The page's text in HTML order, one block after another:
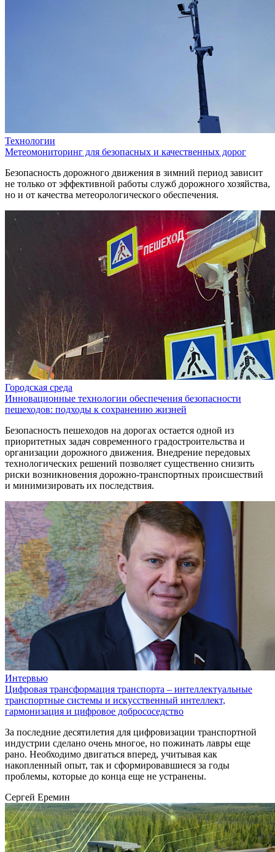
Технологии
Метеомониторинг для безопасных и качественных дорог
Безопасность дорожного движения в зимний период зависит
не только от эффективной работы служб дорожного хозяйства,
но и от качества метеорологического обеспечения.
Городская среда
Инновационные технологии обеспечения безопасности
пешеходов: подходы к сохранению жизней
Безопасность пешеходов на дорогах остается одной из
приоритетных задач современного градостроительства и
организации дорожного движения. Внедрение передовых
технологических решений позволяет существенно снизить
риски возникновения дорожно-транспортных происшествий
и минимизировать их последствия.
Интервью
Цифровая трансформация транспорта – интеллектуальные
транспортные системы и искусственный интеллект,
гармонизация и цифровое добрососедство
За последние десятилетия для цифровизации транспортной
индустрии сделано очень многое, но пожинать лавры еще
рано. Необходимо двигаться вперед, учитывая как
накопленный опыт, так и сформировавшиеся за годы
проблемы, которые до конца еще не устранены.
Сергей Еремин